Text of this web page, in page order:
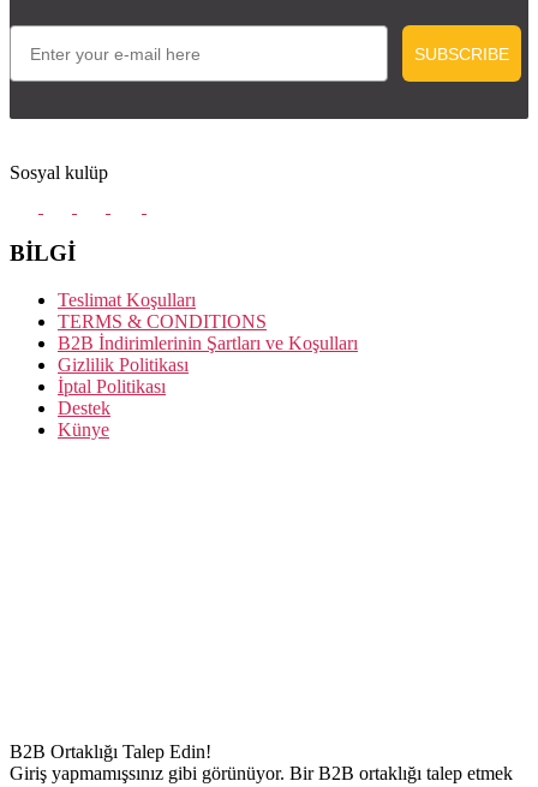
Email
SUBSCRIBE
Sosyal kulüp
BİLGİ
Teslimat Koşulları
TERMS & CONDITIONS
B2B İndirimlerinin Şartları ve Koşulları
Gizlilik Politikası
İptal Politikası
Destek
Künye
B2B Ortaklığı Talep Edin!
Giriş yapmamışsınız gibi görünüyor. Bir B2B ortaklığı talep etmek